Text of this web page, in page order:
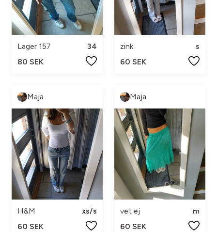
Lager 157
34
80 SEK
zink
s
60 SEK
Maja
H&M
xs/s
60 SEK
Maja
vet ej
m
60 SEK